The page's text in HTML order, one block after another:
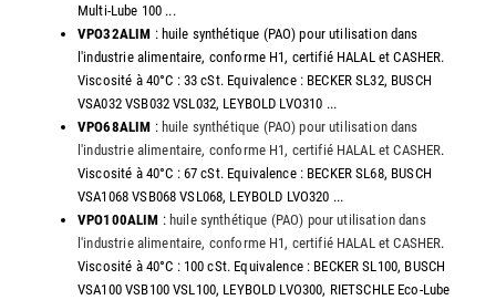
Multi-Lube 100 ...
VPO32ALIM : huile synthétique (PAO) pour utilisation dans
l'industrie alimentaire, conforme H1, certifié HALAL et CASHER.
Viscosité à 40°C : 33 cSt. Equivalence : BECKER SL32, BUSCH
VSA032 VSB032 VSL032, LEYBOLD LVO310 ...
VPO68ALIM : huile synthétique (PAO) pour utilisation dans
l'industrie alimentaire, conforme H1, certifié HALAL et CASHER.
Viscosité à 40°C : 67 cSt. Equivalence : BECKER SL68, BUSCH
VSA1068 VSB068 VSL068, LEYBOLD LVO320 ...
VPO100ALIM : huile synthétique (PAO) pour utilisation dans
l'industrie alimentaire, conforme H1, certifié HALAL et CASHER.
Viscosité à 40°C : 100 cSt. Equivalence : BECKER SL100, BUSCH
VSA100 VSB100 VSL100, LEYBOLD LVO300, RIETSCHLE Eco-Lube